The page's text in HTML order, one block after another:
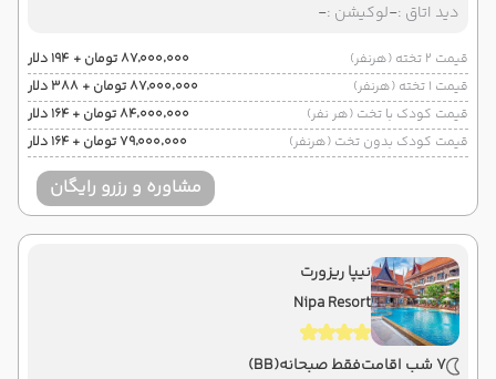
دید اتاق :-لوکیشن :-
قیمت 2 تخته (هرنفر)
۸۷٬۰۰۰٬۰۰۰ تومان + ۱۹۴ دلار
قیمت 1 تخته (هرنفر)
۸۷٬۰۰۰٬۰۰۰ تومان + ۳۸۸ دلار
قیمت کودک با تخت (هر نفر)
۸۴٬۰۰۰٬۰۰۰ تومان + ۱۶۴ دلار
قیمت کودک بدون تخت (هرنفر)
۷۹٬۰۰۰٬۰۰۰ تومان + ۱۶۴ دلار
مشاوره و رزرو رایگان
نیپا ریزورت
Nipa Resort
7 شب اقامت فقط صبحانه(BB)